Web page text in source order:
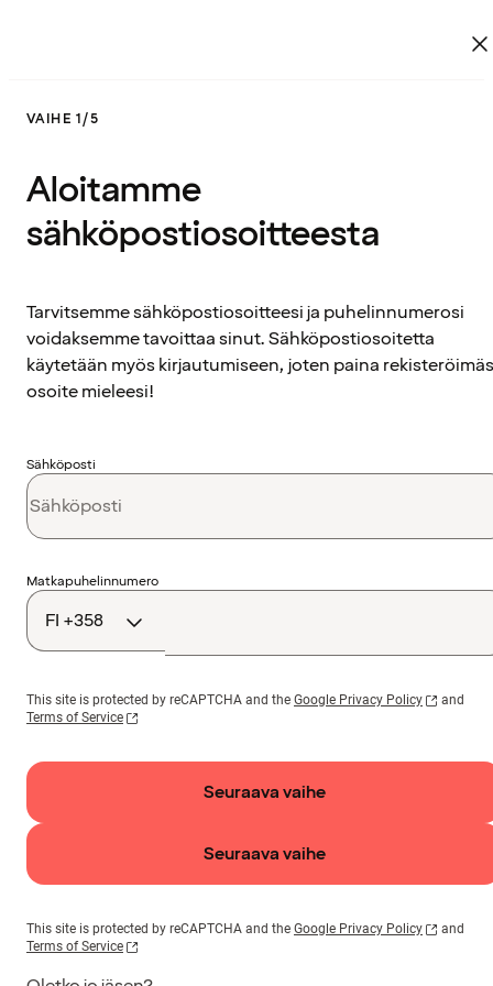
VAIHE 1/5
Aloitamme
sähköpostiosoitteesta
Tarvitsemme sähköpostiosoitteesi ja puhelinnumerosi
voidaksemme tavoittaa sinut. Sähköpostiosoitetta
käytetään myös kirjautumiseen, joten paina
osoite mieleesi!
Sähköposti
Maakoodi
Matkapuhelinnumero
This site is protected by reCAPTCHA and the Google Privacy Policy
and
Terms of Service
Seuraava vaihe
Seuraava vaihe
This site is protected by reCAPTCHA and the Google Privacy Policy
and
Terms of Service